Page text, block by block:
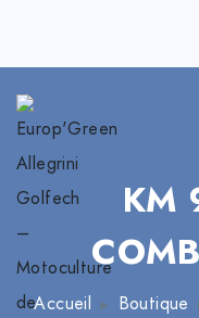
KM
Accueil Boutique